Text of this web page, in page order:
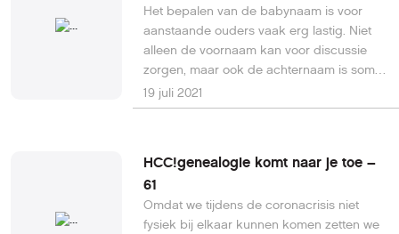
records die alleen zichtbaar zijn in de
Family History Library of andere locaties.
Een nieuwe Library Lookup Service biedt
binnenkort wereldwijd meer toegang tot
deze records.
Het bepalen van de babynaam is voor
aanstaande ouders vaak erg lastig. Niet
alleen de voornaam kan voor discussie
zorgen, maar ook de achternaam is soms
een heikele kwestie. Want welke familielijn
moet voortleven, die van de man of de
luider.Lees hier verder.
19 juli 2021
HCC!genealogie komt naar je toe –
61
Omdat we tijdens de coronacrisis niet
fysiek bij elkaar kunnen komen zetten we